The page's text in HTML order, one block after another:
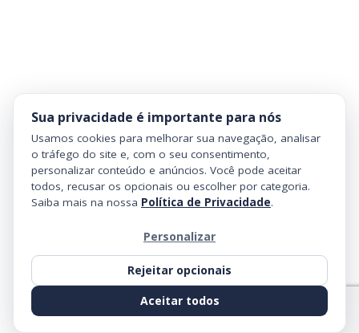
Sua privacidade é importante para nós
Usamos cookies para melhorar sua navegação, analisar
o tráfego do site e, com o seu consentimento,
personalizar conteúdo e anúncios. Você pode aceitar
todos, recusar os opcionais ou escolher por categoria.
Saiba mais na nossa Política de Privacidade.
Personalizar
Rejeitar opcionais
Aceitar todos